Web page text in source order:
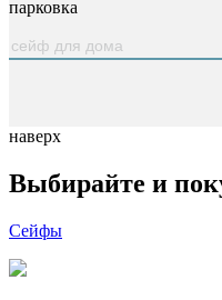
наверх
Выбирайте и
Сейфы